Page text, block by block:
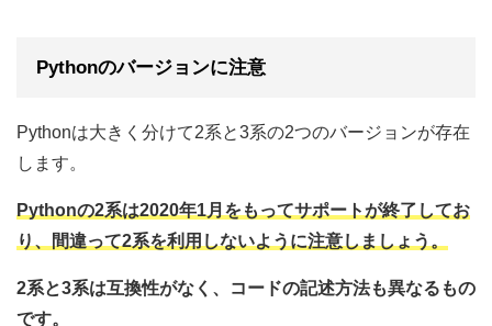
Pythonのバージョンに注意
Pythonは大きく分けて2系と3系の2つのバージョンが存在
します。
Pythonの2系は2020年1月をもってサポートが終了してお
り、間違って2系を利用しないように注意しましょう。
2系と3系は互換性がなく、コードの記述方法も異なるもの
です。